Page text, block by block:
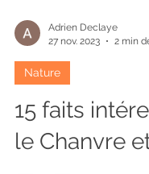
Adrien Declaye
27 nov. 2023
Nature
15 faits